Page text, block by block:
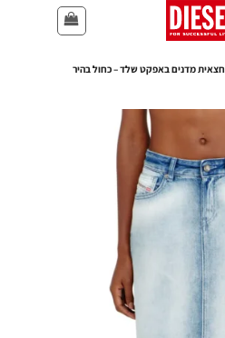
חצאית מדנים באפקט שלד – כחול בהיר